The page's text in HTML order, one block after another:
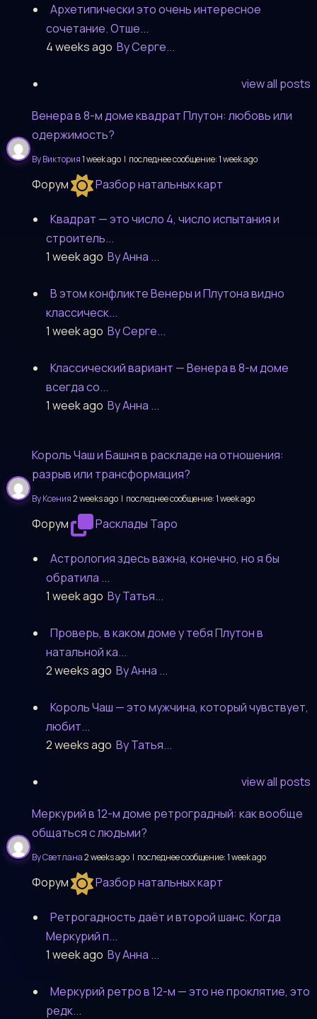
Архетипически это очень интересное
сочетание. Отше...
4 weeks ago By Серге...
view all posts
Венера в 8-м доме квадрат Плутон: любовь или
одержимость?
By Виктория1 week ago | последнее сообщение:1 week ago
Форум Разбор натальных карт
Квадрат — это число 4, число испытания и
строитель...
1 week ago By Анна ...
В этом конфликте Венеры и Плутона видно
классическ...
1 week ago By Серге...
Классический вариант — Венера в 8-м доме
всегда со...
1 week ago By Анна ...
Король Чаш и Башня в раскладе на отношения:
разрыв или трансформация?
By Ксения2 weeks ago | последнее сообщение:1 week ago
Форум Расклады Таро
Астрология здесь важна, конечно, но я бы
обратила ...
1 week ago By Татья...
Проверь, в каком доме у тебя Плутон в
натальной ка...
2 weeks ago By Анна ...
Король Чаш — это мужчина, который чувствует,
любит...
2 weeks ago By Татья...
view all posts
Меркурий в 12-м доме ретроградный: как вообще
общаться с людьми?
By Светлана2 weeks ago | последнее сообщение:1 week ago
Форум Разбор натальных карт
Ретрогадность даёт и второй шанс. Когда
Меркурий п...
1 week ago By Анна ...
Меркурий ретро в 12-м — это не проклятие, это
редк...